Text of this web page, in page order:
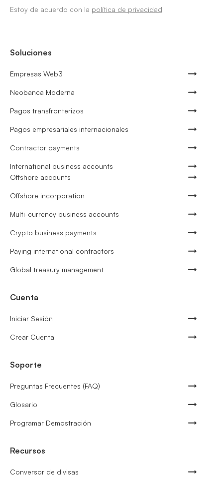
Estoy de acuerdo con la política de privacidad
Soluciones
Empresas Web3
Neobanca Moderna
Pagos transfronterizos
Pagos empresariales internacionales
Contractor payments
International business accounts
Offshore accounts
Offshore incorporation
Multi-currency business accounts
Crypto business payments
Paying international contractors
Global treasury management
Cuenta
Iniciar Sesión
Crear Cuenta
Soporte
Preguntas Frecuentes (FAQ)
Glosario
Programar Demostración
Recursos
Conversor de divisas